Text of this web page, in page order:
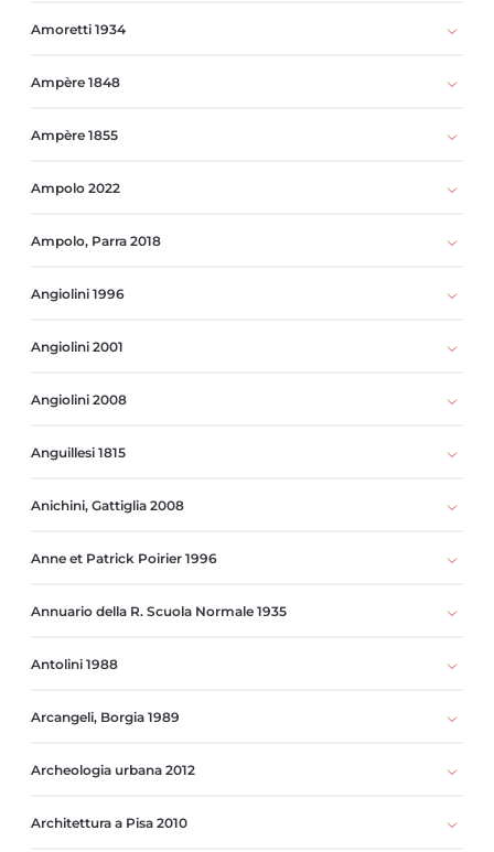
Amoretti 1934
Ampère 1848
Ampère 1855
Ampolo 2022
Ampolo, Parra 2018
Angiolini 1996
Angiolini 2001
Angiolini 2008
Anguillesi 1815
Anichini, Gattiglia 2008
Anne et Patrick Poirier 1996
Annuario della R. Scuola Normale 1935
Antolini 1988
Arcangeli, Borgia 1989
Archeologia urbana 2012
Architettura a Pisa 2010